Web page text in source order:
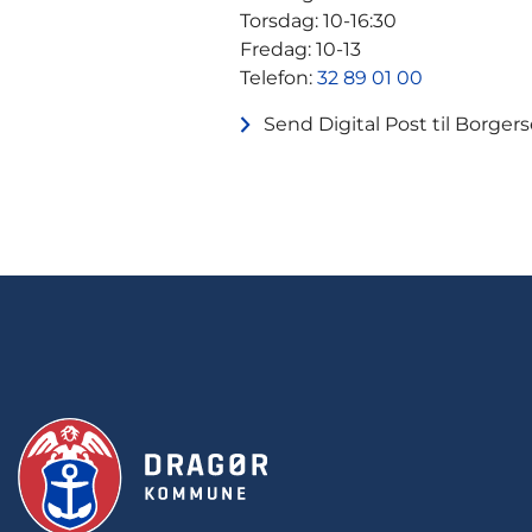
Torsdag: 10-16:30
Fredag: 10-13
Telefon: 32 89 01 00
Send Digital Post til